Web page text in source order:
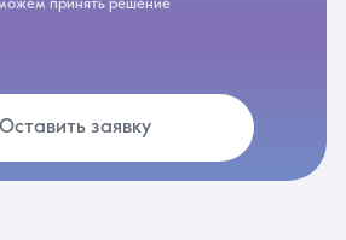
принять решение
Оставить заявку